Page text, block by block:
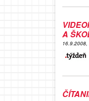
A
16.9.2008,